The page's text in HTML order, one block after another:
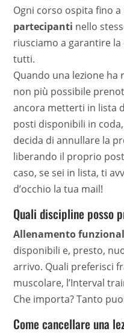
Ogni corso ospita fino a
partecipanti nello
riusciamo a garantire la
tutti.
Quando una lezione ha
non più possibile
ancora metterti in lista
posti disponibili in
decida di annullare la
liberando il proprio
caso, se sei in lista, ti
d’occhio la tua mail!
Quali discipline posso
Allenamento
disponibili e, presto,
arrivo. Quali preferisci
muscolare, l’Interval
Che importa? Tanto
Come cancellare una